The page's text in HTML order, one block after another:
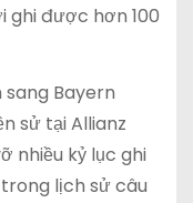
ghi được hơn 100
sang Bayern
sử tại Allianz
nhiều kỷ lục ghi
lịch sử câu